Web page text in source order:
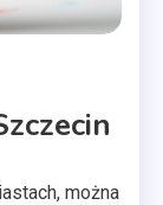
można